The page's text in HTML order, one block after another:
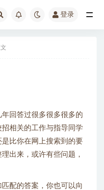
登录
回答过很多很多很多的
相关的工作与指导同学
比你在网上搜索到的要
出来，或许有些问题，
配的答案，你也可以向